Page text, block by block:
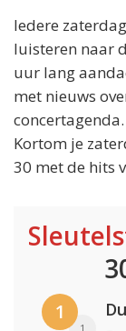
Iedere
luisteren naar
uur lang
met nieuws
Kortom je
30 met de hits
1
1